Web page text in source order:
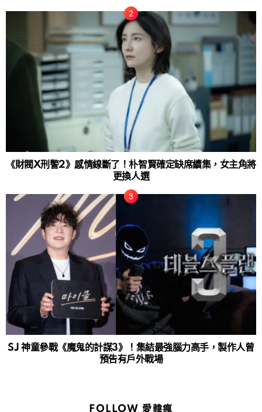
《財閥X刑警2》感情線斷了！朴智賢確定缺席續集，女主角將
更換人選
SJ 神童參戰《魔鬼的計謀3》！集結最強腦力高手，製作人曾
預告有戶外戰場
FOLLOW 愛韓瘋